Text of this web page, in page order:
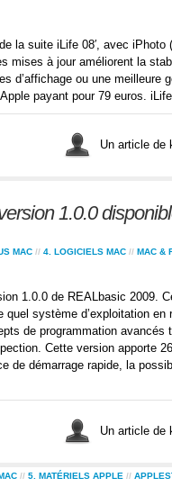
la suite iLife 08′, avec
mises à jour améliorent la
d’affichage ou une meilleure
payant pour 79 euros. iLife
Un article de
MAC // 4. LOGICIELS MAC // MAC &
1.0.0
1.0.0 de REALbasic 2009.
quel système d’exploitation
de programmation avancés
Cette version apporte
de démarrage rapide, la
Un article de
// 5. MATÉRIELS APPLE //